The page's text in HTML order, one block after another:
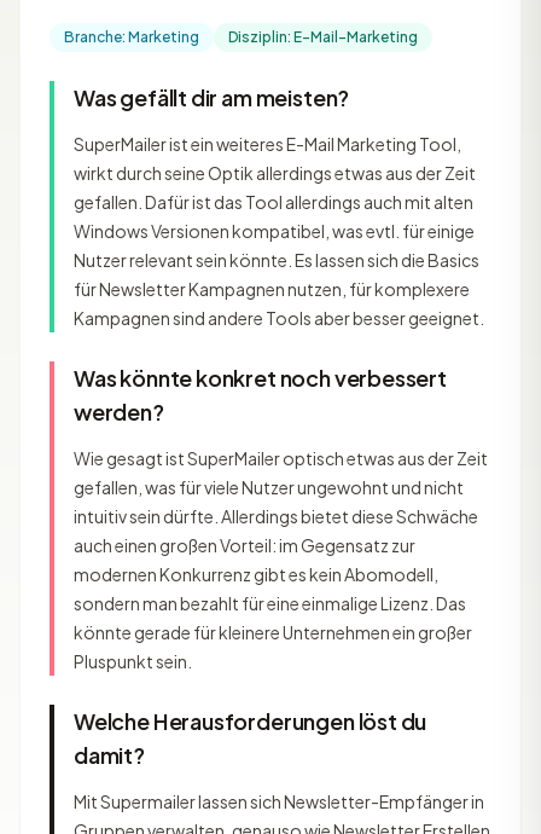
Branche: Marketing Disziplin: E-Mail-Marketing
Was gefällt dir am meisten?
SuperMailer ist ein weiteres E-Mail Marketing Tool,
wirkt durch seine Optik allerdings etwas aus der Zeit
gefallen. Dafür ist das Tool allerdings auch mit alten
Windows Versionen kompatibel, was evtl. für einige
Nutzer relevant sein könnte. Es lassen sich die Basics
für Newsletter Kampagnen nutzen, für komplexere
Kampagnen sind andere Tools aber besser geeignet.
Was könnte konkret noch verbessert
werden?
Wie gesagt ist SuperMailer optisch etwas aus der Zeit
gefallen, was für viele Nutzer ungewohnt und nicht
intuitiv sein dürfte. Allerdings bietet diese Schwäche
auch einen großen Vorteil: im Gegensatz zur
modernen Konkurrenz gibt es kein Abomodell,
sondern man bezahlt für eine einmalige Lizenz. Das
könnte gerade für kleinere Unternehmen ein großer
Pluspunkt sein.
Welche Herausforderungen löst du
damit?
Mit Supermailer lassen sich Newsletter-Empfänger in